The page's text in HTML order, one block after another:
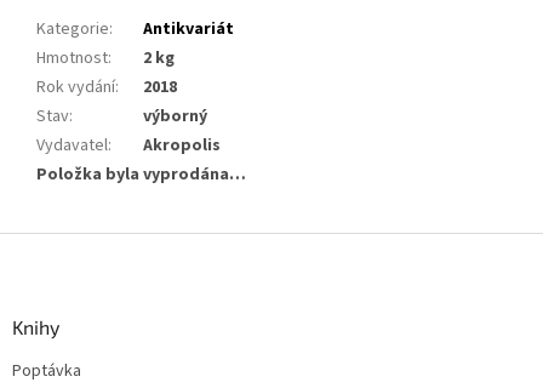
Kategorie:
Antikvariát
Hmotnost:
2 kg
Rok vydání:
2018
Stav:
výborný
Vydavatel:
Akropolis
Položka byla vyprodána…
Knihy
Poptávka